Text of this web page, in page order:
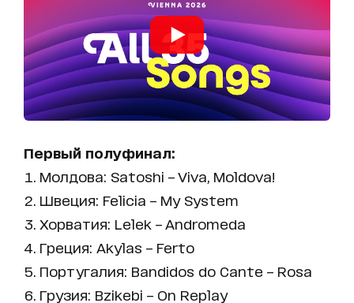
Первый полуфинал:
Молдова: Satoshi – Viva, Moldova!
Швеция: Felicia – My System
Хорватия: Lelek – Andromeda
Греция: Akylas – Ferto
Португалия: Bandidos do Cante – Rosa
Грузия: Bzikebi – On Replay